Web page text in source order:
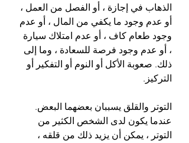
الذهاب في إجازة ، أو الفصل من العمل ،
أو عدم وجود ما يكفي من المال ، أو عدم
وجود طعام كاف ، أو عدم امتلاك سيارة
، أو عدم وجود فرصة للسعادة ، وما إلى
ذلك. صعوبة الأكل أو النوم أو التفكير أو
التركيز.
التوتر والقلق يسببان بعضهما البعض.
عندما يكون لدى الشخص الكثير من
التوتر ، يمكن أن يزيد ذلك من قلقه ،